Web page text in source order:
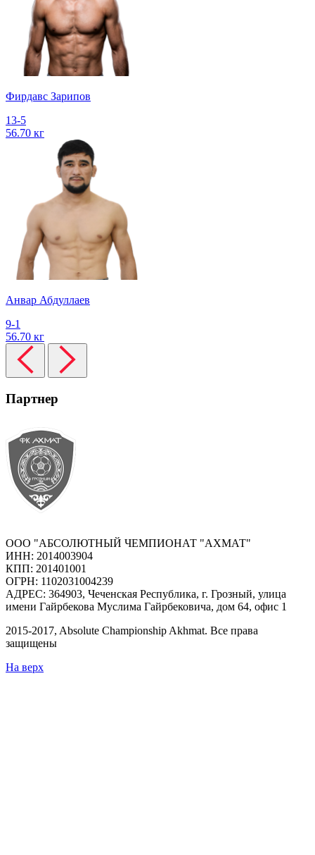
Фирдавс Зарипов
13-5
56.70 кг
Анвар Абдуллаев
9-1
56.70 кг
Партнер
ООО "АБСОЛЮТНЫЙ ЧЕМПИОНАТ "АХМАТ"
ИНН: 2014003904
КПП: 201401001
ОГРН: 1102031004239
АДРЕС: 364903, Чеченская Республика, г. Грозный, улица
имени Гайрбекова Муслима Гайрбековича, дом 64, офис 1
2015-2017, Absolute Championship Akhmat. Все права
защищены
На верх